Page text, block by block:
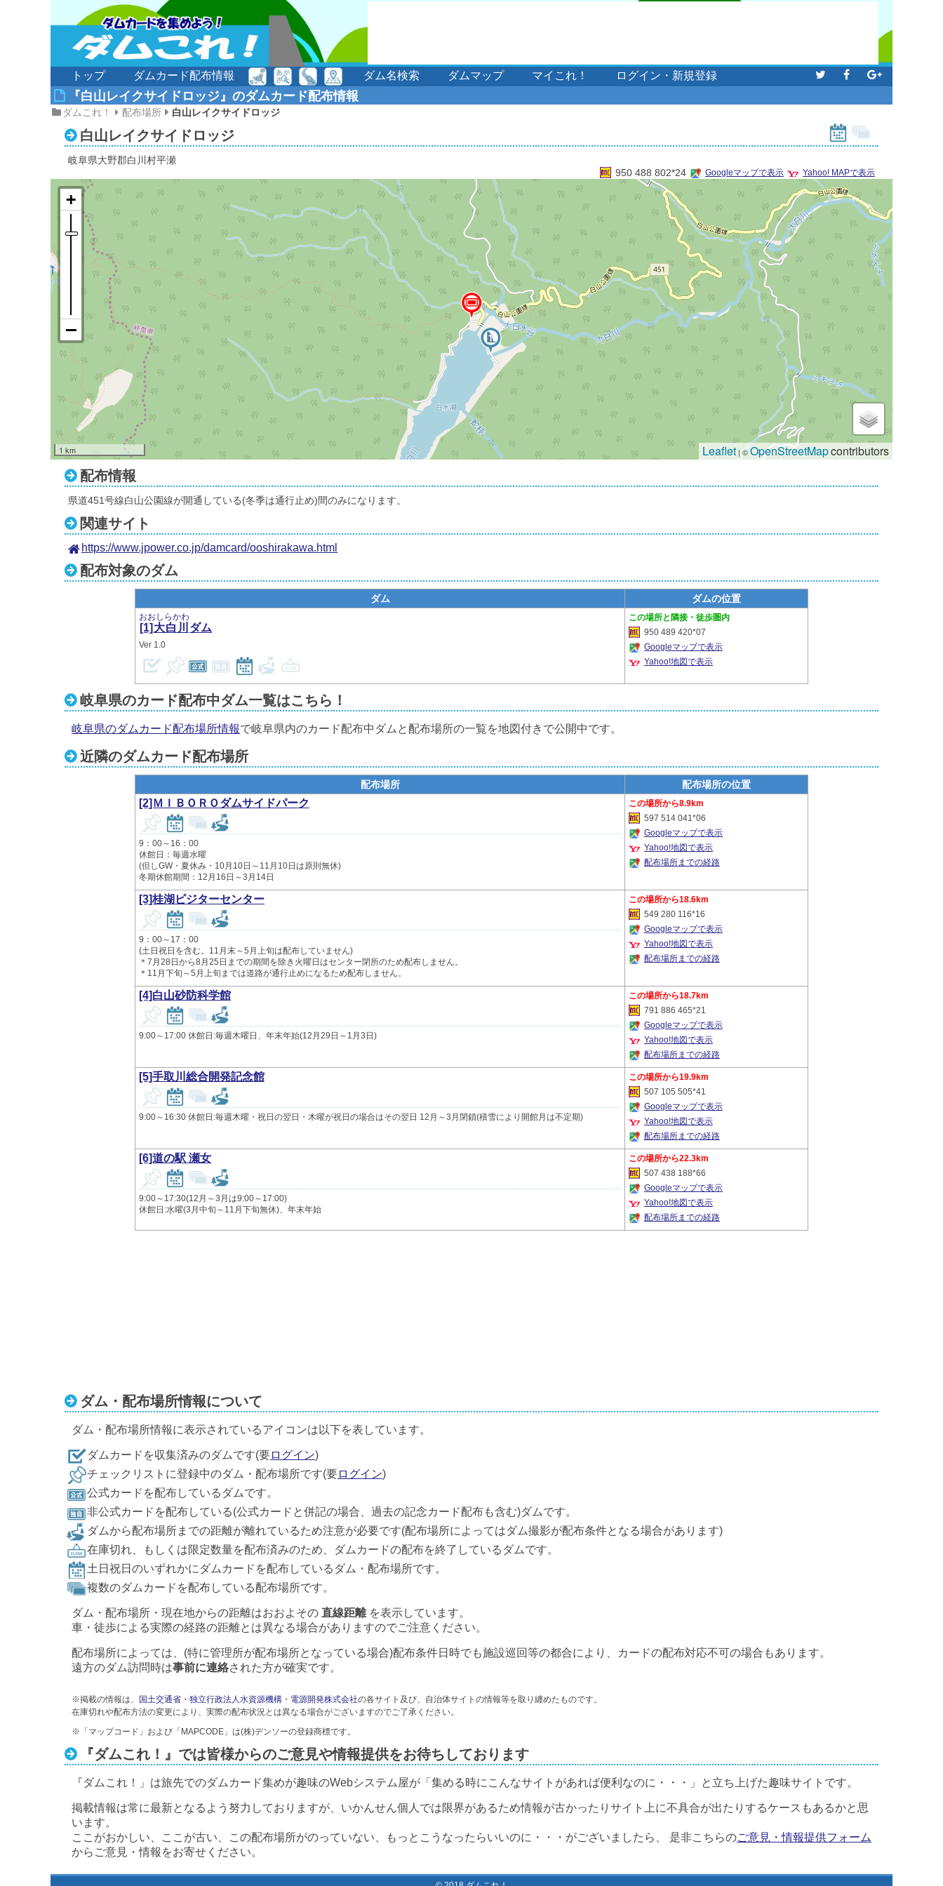
トップ ダムカード配布情報 ダム名検索 ダムマップ マイこれ！ ログイン・新規登録
『白山レイクサイドロッジ』のダムカード配布情報
ダムこれ！ 配布場所 白山レイクサイドロッジ
白山レイクサイドロッジ
岐阜県大野郡白川村平瀬
Yahoo! MAPで表示
Googleマップで表示
950 488 802*24
1
1 km Leaflet | ©OpenStreetMapcontributors
配布情報
県道451号線白山公園線が開通している(冬季は通行止め)間のみになります。
関連サイト
https://www.jpower.co.jp/damcard/ooshirakawa.html
配布対象のダム
ダム ダムの位置
[1]大白川
おおしらかわ
ダム
1.0
隣接・徒歩圏内
950 489 420*07
Googleマップで表示
Yahoo!地図で表示
岐阜県のカード配布中ダム一覧はこちら！
岐阜県のダムカード配布場所情報で岐阜県内のカード配布中ダムと配布場所の一覧を地図付きで公開中です。
近隣のダムカード配布場所
配布場所 配布場所の位置
[2]ＭＩＢＯＲＯダムサイドパーク
9：00～16：00
休館日：毎週水曜
(但しGW・夏休み・10月10日～11月10日は原則無休)
冬期休館期間：12月16日～3月14日
8.9km
597 514 041*06
Googleマップで表示
Yahoo!地図で表示
配布場所までの経路
[3]桂湖ビジターセンター
9：00～17：00
(土日祝日を含む。11月末～5月上旬は配布していません)
＊7月28日から8月25日までの期間を除き火曜日はセンター閉所のため配布しません。
＊11月下旬～5月上旬までは道路が通行止めになるため配布しません。
18.6km
549 280 116*16
Googleマップで表示
Yahoo!地図で表示
配布場所までの経路
[4]白山砂防科学館
9:00～17:00 休館日:毎週木曜日、年末年始(12月29日～1月3日)
18.7km
791 886 465*21
Googleマップで表示
Yahoo!地図で表示
配布場所までの経路
[5]手取川総合開発記念館
9:00～16:30 休館日:毎週木曜・祝日の翌日・木曜が祝日の場合はその翌日 12月～3月閉鎖(積雪により開館月は不定期)
19.9km
507 105 505*41
Googleマップで表示
Yahoo!地図で表示
配布場所までの経路
[6]道の駅 瀬女
9:00～17:30(12月～3月は9:00～17:00)
休館日:水曜(3月中旬～11月下旬無休)、年末年始
22.3km
507 438 188*66
Googleマップで表示
Yahoo!地図で表示
配布場所までの経路
ダム・配布場所情報について
ダム・配布場所情報に表示されているアイコンは以下を表しています。
ダムカードを収集済みのダムです(要ログイン)
チェックリストに登録中のダム・配布場所です(要ログイン)
公式カードを配布しているダムです。
非公式カードを配布している(公式カードと併記の場合、過去の記念カード配布も含む)ダムです。
ダムから配布場所までの距離が離れているため注意が必要です(配布場所によってはダム撮影が配布条件となる場合があります)
在庫切れ、もしくは限定数量を配布済みのため、ダムカードの配布を終了しているダムです。
土日祝日のいずれかにダムカードを配布しているダム・配布場所です。
複数のダムカードを配布している配布場所です。
ダム・配布場所・現在地からの距離はおおよその 直線距離を表示しています。
車・徒歩による実際の経路の距離とは異なる場合がありますのでご注意ください。
配布場所によっては、(特に管理所が配布場所となっている場合)配布条件日時でも施設巡回等の都合により、カードの配布対応不可の場合もあります。
遠方のダム訪問時は事前に連絡された方が確実です。
※掲載の情報は、 国土交通省 ・ 独立行政法人水資源機構 ・ 電源開発株式会社の各サイト及び、自治体サイトの情報等を取り纏めたものです。
在庫切れや配布方法の変更により、実際の配布状況とは異なる場合がございますのでご了承ください。
※「マップコード」および「MAPCODE」は(株)デンソーの登録商標です。
『ダムこれ！』では皆様からのご意見や情報提供をお待ちしております
『ダムこれ！」は旅先でのダムカード集めが趣味のWebシステム屋が「集める時にこんなサイトがあれば便利なのに・・・」と立ち上げた趣味サイトです。
掲載情報は常に最新となるよう努力しておりますが、いかんせん個人では限界があるため情報が古かったりサイト上に不具合が出たりするケースもあるかと思
います。
ここがおかしい、ここが古い、この配布場所がのっていない、もっとこうなったらいいのに・・・がございましたら、 是非こちらのご意見・情報提供フォーム
からご意見・情報をお寄せください。